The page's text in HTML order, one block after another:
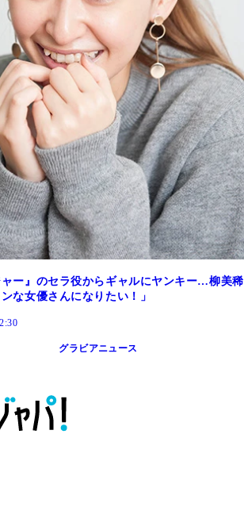
ャー』のセラ役からギャルにヤンキー…柳美稀
な女優さんになりたい！」
グラビアニュース